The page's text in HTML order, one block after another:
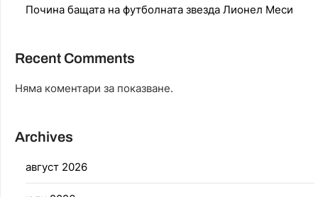
Почина бащата на футболната звезда Лионел Меси
Recent Comments
Няма коментари за показване.
Archives
август 2026